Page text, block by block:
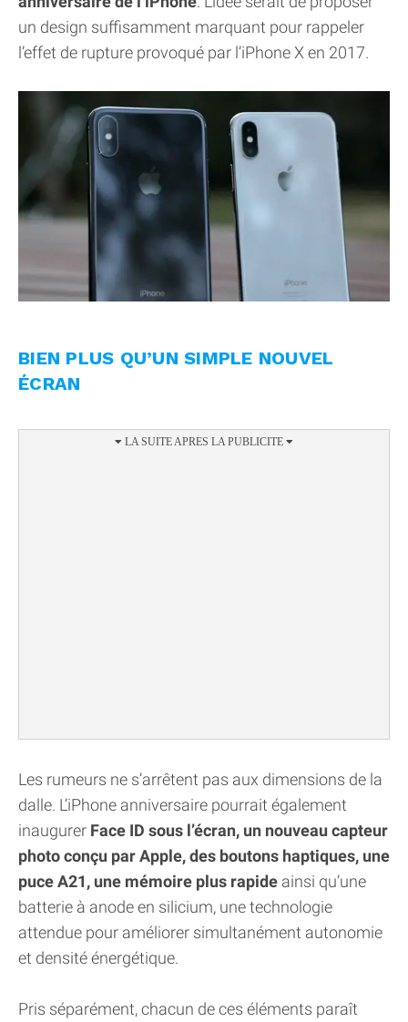
un design suffisamment marquant pour rappeler
l’effet de rupture provoqué par l’iPhone X en 2017.
BIEN PLUS QU’UN SIMPLE NOUVEL
ÉCRAN
Les rumeurs ne s’arrêtent pas aux dimensions de la
dalle. L’iPhone anniversaire pourrait également
inaugurer Face ID sous l’écran, un nouveau capteur
photo conçu par Apple, des boutons haptiques, une
puce A21, une mémoire plus rapide ainsi qu’une
batterie à anode en silicium, une technologie
attendue pour améliorer simultanément autonomie
et densité énergétique.
Pris séparément, chacun de ces éléments paraît